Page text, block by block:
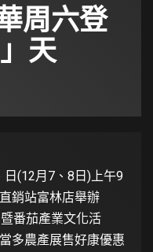
周六登
天
(12月7、8日)上午9
銷站富林店舉辦
番茄產業文化活
多農產展售好康優惠